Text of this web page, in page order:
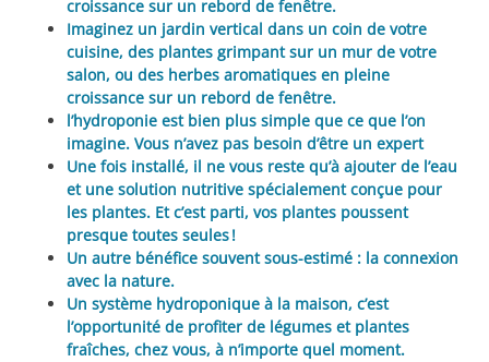
croissance sur un rebord de fenêtre.
Imaginez un jardin vertical dans un coin de votre
cuisine, des plantes grimpant sur un mur de votre
salon, ou des herbes aromatiques en pleine
croissance sur un rebord de fenêtre.
l’hydroponie est bien plus simple que ce que l’on
imagine. Vous n’avez pas besoin d’être un expert
Une fois installé, il ne vous reste qu’à ajouter de l’eau
et une solution nutritive spécialement conçue pour
les plantes. Et c’est parti, vos plantes poussent
presque toutes seules !
Un autre bénéfice souvent sous-estimé : la connexion
avec la nature.
Un système hydroponique à la maison, c’est
l’opportunité de profiter de légumes et plantes
fraîches, chez vous, à n’importe quel moment.